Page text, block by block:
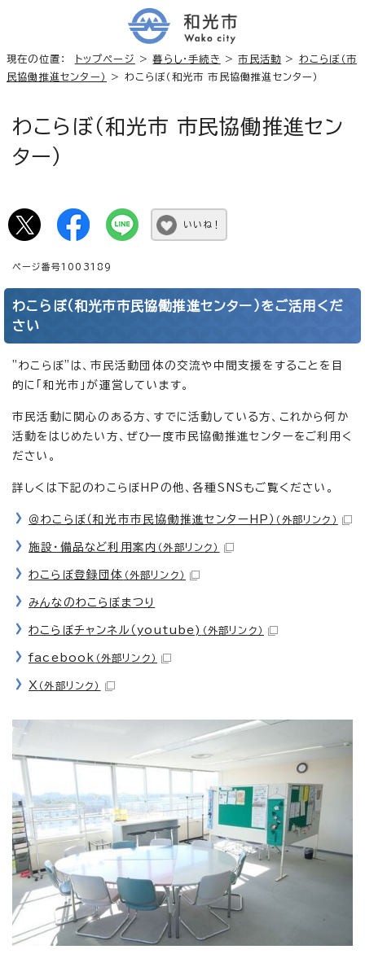
現在の位置： トップページ >暮らし・手続き >市民活動 > わこらぼ（市
民協働推進センター）
> わこらぼ（和光市 市民協働推進センター）
わこらぼ（和光市 市民協働推進セン
ター）
いいね！
ページ番号1003189
わこらぼ（和光市市民協働推進センター）をご活用くだ
さい
”わこらぼ”は、市民活動団体の交流や中間支援をすることを目
的に「和光市」が運営しています。
市民活動に関心のある方、すでに活動している方、これから何か
活動をはじめたい方、ぜひ一度市民協働推進センターをご利用く
ださい。
詳しくは下記のわこらぼHPの他、各種SNSもご覧ください。
＠わこらぼ（和光市市民協働推進センターHP） （外部リンク）
施設・備品など利用案内 （外部リンク）
わこらぼ登録団体 （外部リンク）
みんなのわこらぼまつり
わこらぼチャンネル（youtube) （外部リンク）
facebook （外部リンク）
X （外部リンク）